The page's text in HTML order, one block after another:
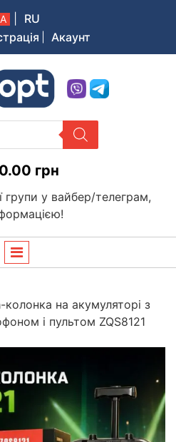
RU
Акаунт
платформа в Україні
0.00 грн
у вайбер/телеграм,
на акумуляторі з
і пультом ZQS8121